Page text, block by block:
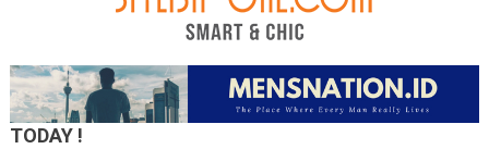
TODAY !